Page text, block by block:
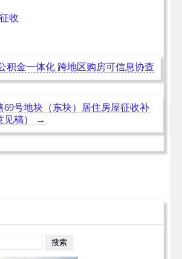
收
积金一体化 跨地区购房可信息协查
69号地块（东块）居住房屋征收补
见稿）
→